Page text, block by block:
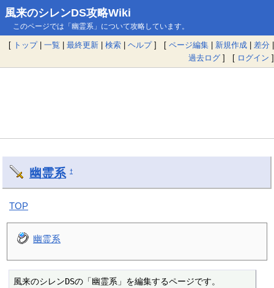
風来のシレンDS攻略Wiki
このページでは「幽霊系」について攻略しています。
[ トップ| 一覧 | 最終更新 | 検索 | ヘルプ] [ ページ編集 | 新規作成 | 差分 |
過去ログ ] [ ログイン ]
幽霊系 †
TOP
幽霊系
風来のシレンDSの「幽霊系」を編集するページです。